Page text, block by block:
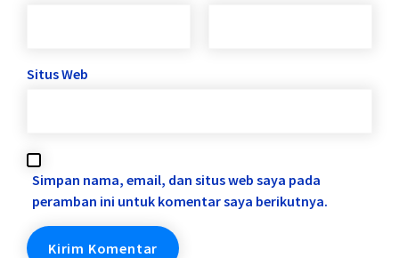
Situs Web
Simpan nama, email, dan situs web saya pada
peramban ini untuk komentar saya berikutnya.